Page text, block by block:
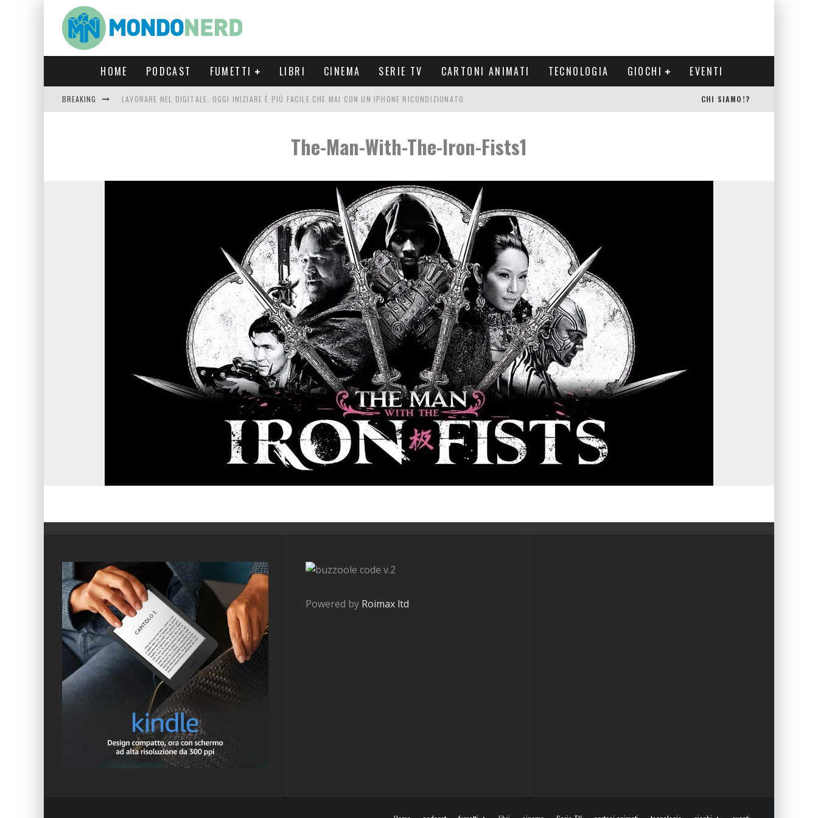
HOME PODCAST FUMETTI LIBRI CINEMA SERIE TV CARTONI ANIMATI TECNOLOGIA GIOCHI EVENTI
BREAKING LAVORARE NEL DIGITALE: OGGI INIZIARE È PIÙ FACILE CHE MAI CON UN IPHONE RICONDIZIONATO CHI SIAMO!?
The-Man-With-The-Iron-Fists1
v.2
Powered by Roimax ltd